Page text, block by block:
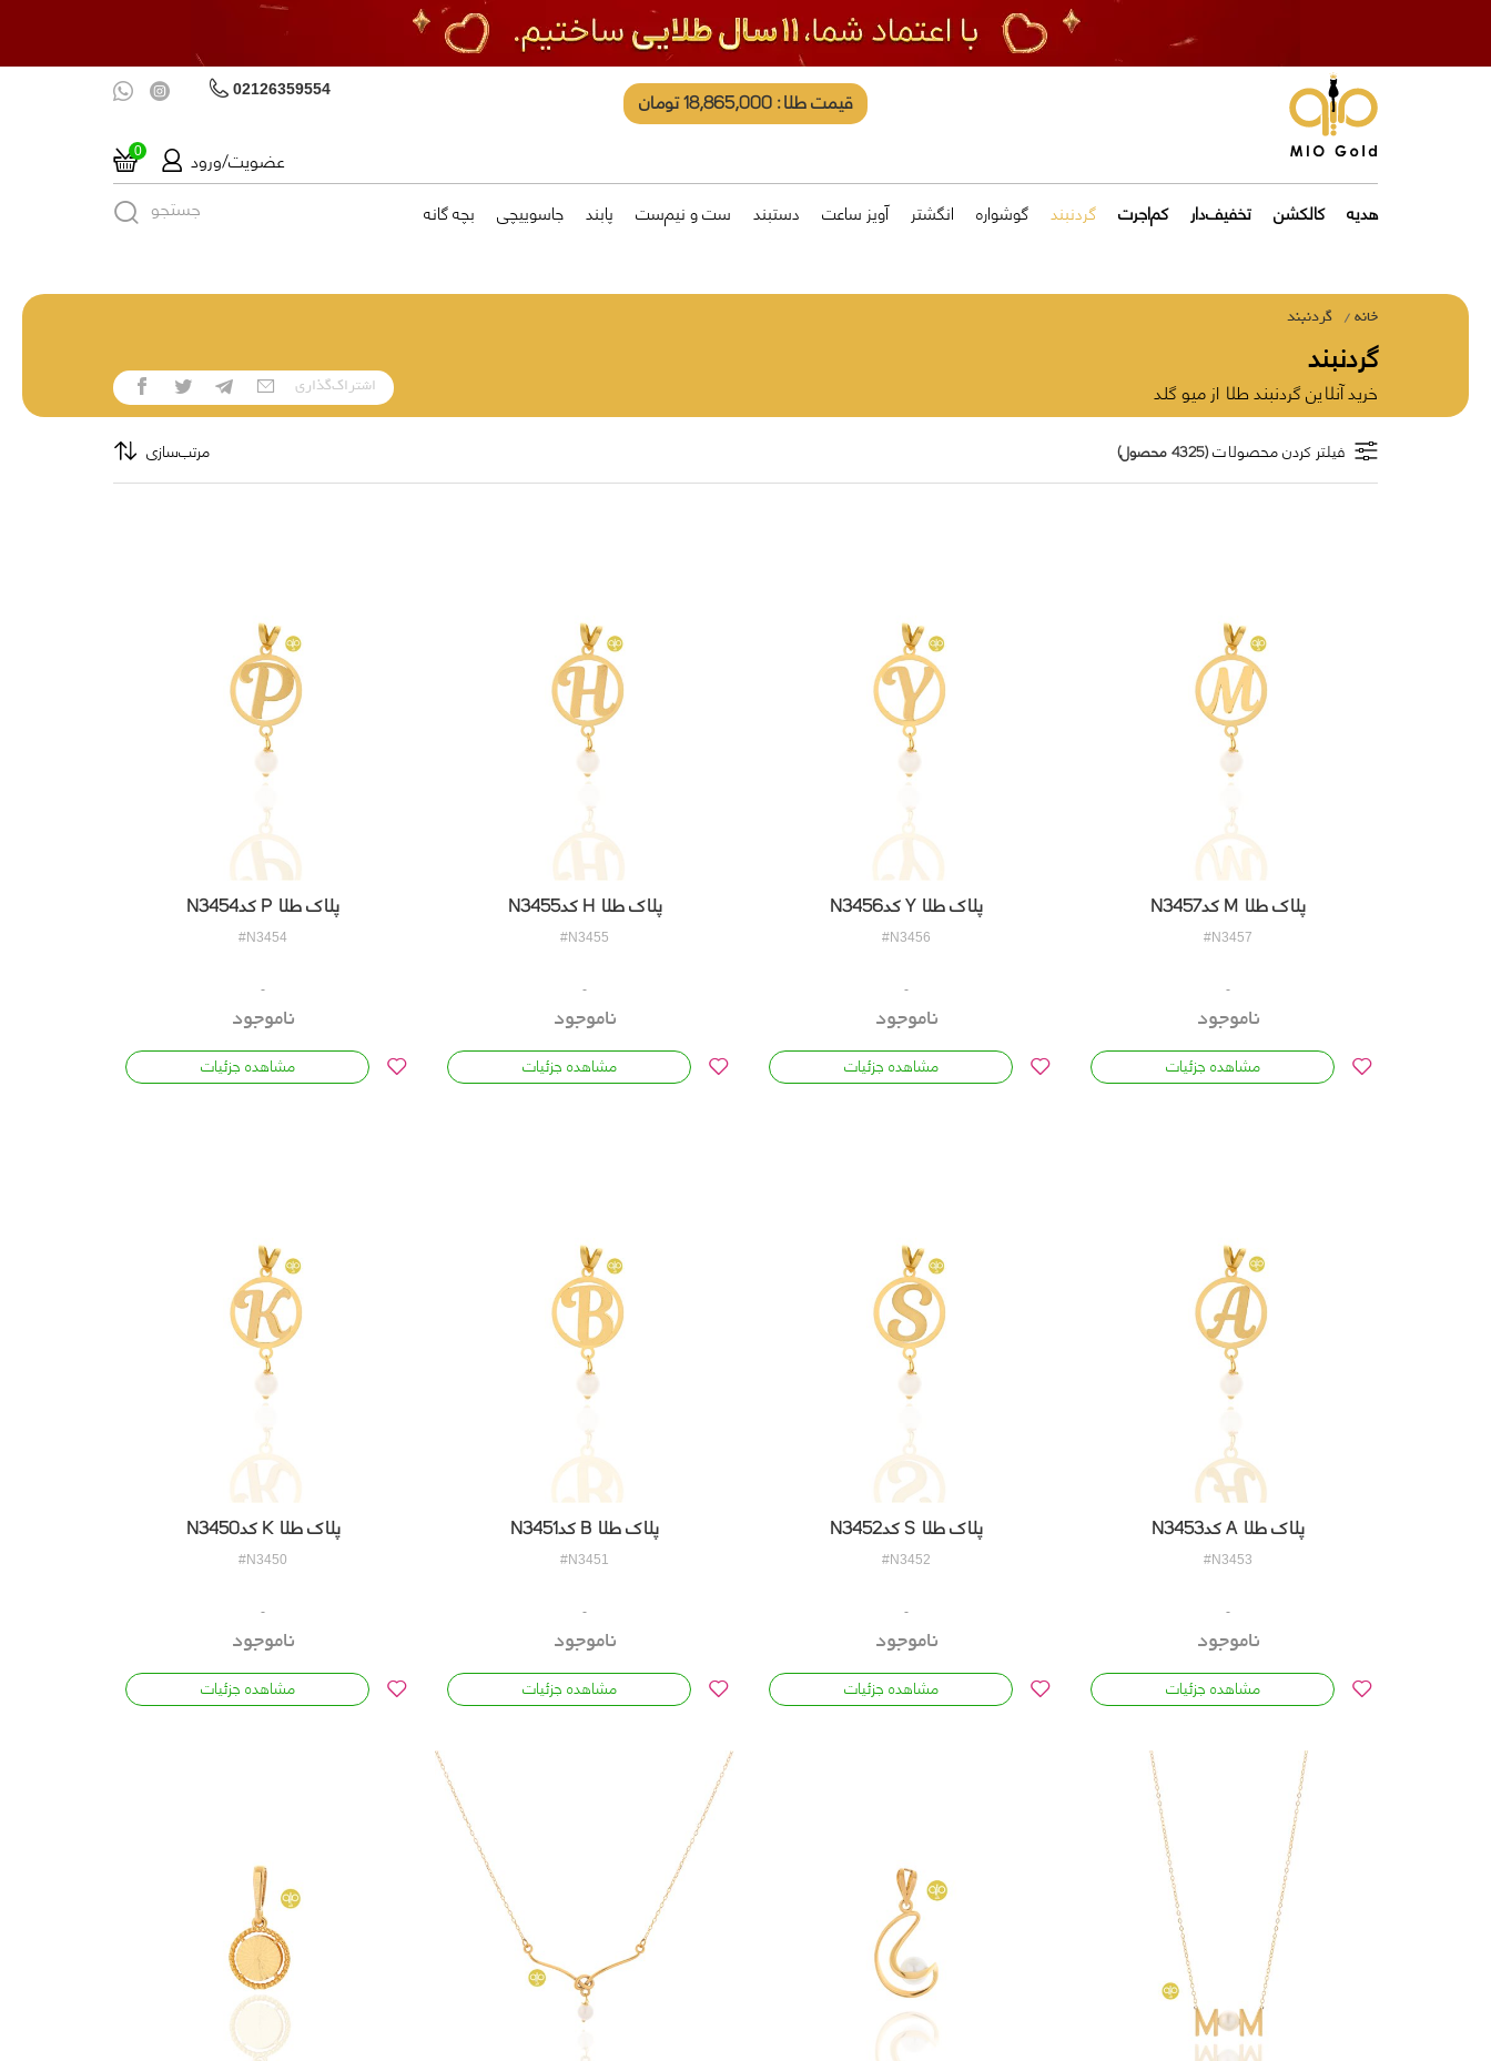
قیمت طلا: 18,865,000 تومان 02126359554
0 عضویت/ورود
هدیه کالکشن تخفیف‌دار کم‌اجرت گردنبند گوشواره انگشتر آویز ساعت دستبند ست و نیم‌ست پابند جاسوییچی بچه گانه جستجو
خانه گردنبند
گردنبند
خرید آنلاین گردنبند طلا از میو گلد اشتراک‌گذاری
فیلتر کردن محصولات(4325 محصول) مرتب‌سازی
پلاک طلا M کدN3457
#N3457
ناموجود
مشاهده جزئیات
پلاک طلا Y کدN3456
#N3456
ناموجود
مشاهده جزئیات
پلاک طلا H کدN3455
#N3455
ناموجود
مشاهده جزئیات
پلاک طلا P کدN3454
#N3454
ناموجود
مشاهده جزئیات
پلاک طلا A کدN3453
#N3453
ناموجود
مشاهده جزئیات
پلاک طلا S کدN3452
#N3452
ناموجود
مشاهده جزئیات
پلاک طلا B کدN3451
#N3451
ناموجود
مشاهده جزئیات
پلاک طلا K کدN3450
#N3450
ناموجود
مشاهده جزئیات